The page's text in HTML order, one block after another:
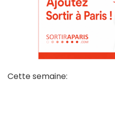
Cette semaine: